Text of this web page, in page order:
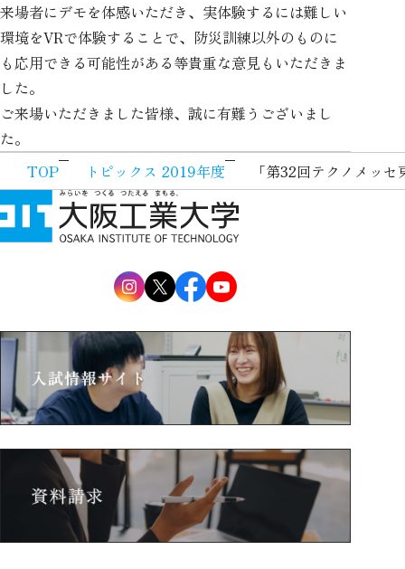
来場者にデモを体感いただき、実体験するには難しい
環境をVRで体験することで、防災訓練以外のものに
も応用できる可能性がある等貴重な意見もいただきま
した。
ご来場いただきました皆様、誠に有難うございまし
た。
TOP
トピックス 2019年度 「第32回テクノメッ